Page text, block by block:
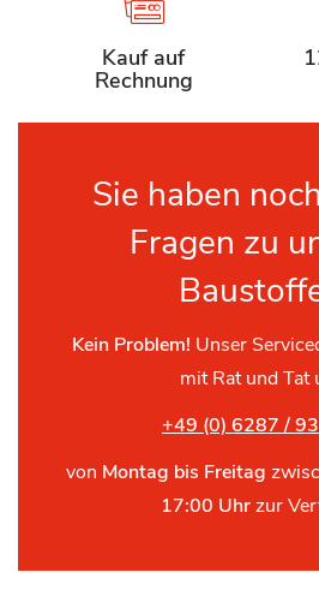
Kauf auf
Rechnung
Sie haben
Fragen zu
Kein Problem! Unser
mit Rat und Tat
+49 (0) 6287 /
von Montag bis Freitag
17:00 Uhrzur